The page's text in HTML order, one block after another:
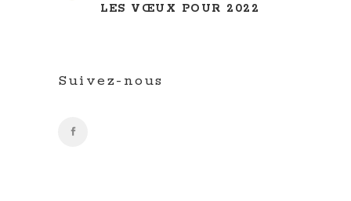
LES VŒUX POUR 2022
Suivez-nous